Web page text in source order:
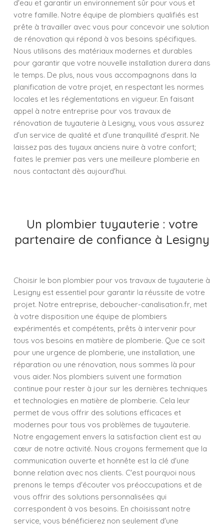
d'eau et garantir un environnement sûr pour vous et
votre famille. Notre équipe de plombiers qualifiés est
prête à travailler avec vous pour concevoir une solution
de rénovation qui répond à vos besoins spécifiques.
Nous utilisons des matériaux modernes et durables
pour garantir que votre nouvelle installation durera dans
le temps. De plus, nous vous accompagnons dans la
planification de votre projet, en respectant les normes
locales et les réglementations en vigueur. En faisant
appel à notre entreprise pour vos travaux de
rénovation de tuyauterie à Lesigny, vous vous assurez
d’un service de qualité et d’une tranquillité d'esprit. Ne
laissez pas des tuyaux anciens nuire à votre confort;
faites le premier pas vers une meilleure plomberie en
nous contactant dès aujourd'hui.
Un plombier tuyauterie : votre
partenaire de confiance à Lesigny
Choisir le bon plombier pour vos travaux de tuyauterie à
Lesigny est essentiel pour garantir la réussite de votre
projet. Notre entreprise, deboucher-canalisation.fr, met
à votre disposition une équipe de plombiers
expérimentés et compétents, prêts à intervenir pour
tous vos besoins en matière de plomberie. Que ce soit
pour une urgence de plomberie, une installation, une
réparation ou une rénovation, nous sommes là pour
vous aider. Nos plombiers suivent une formation
continue pour rester à jour sur les dernières techniques
et technologies en matière de plomberie. Cela leur
permet de vous offrir des solutions efficaces et
modernes pour tous vos problèmes de tuyauterie.
Notre engagement envers la satisfaction client est au
cœur de notre activité. Nous croyons fermement que la
communication ouverte et honnête est la clé d'une
bonne relation avec nos clients. C'est pourquoi nous
prenons le temps d'écouter vos préoccupations et de
vous offrir des solutions personnalisées qui
correspondent à vos besoins. En choisissant notre
service, vous bénéficierez non seulement d'une